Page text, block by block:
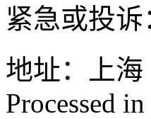
紧急或投诉
地址：上海
Processed